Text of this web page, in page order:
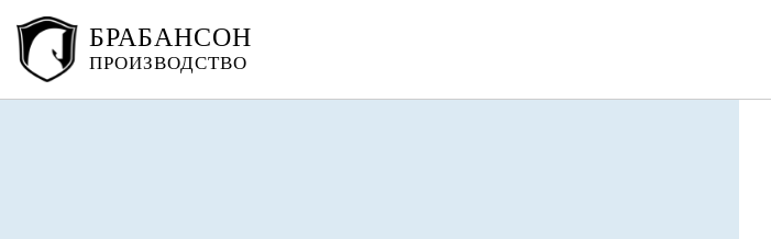
БРАБАНСОН
ПРОИЗВОДСТВО